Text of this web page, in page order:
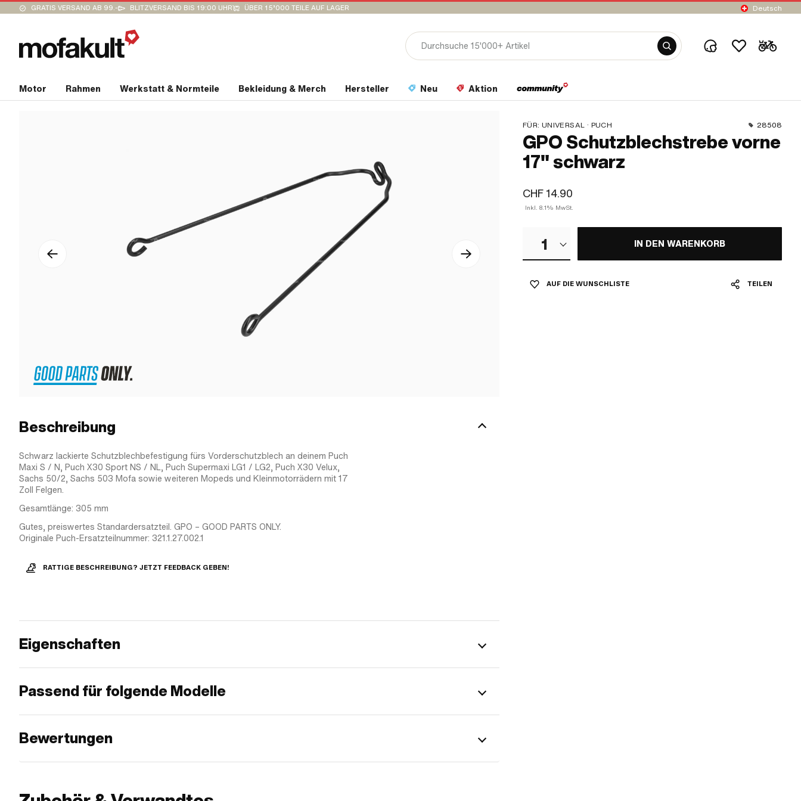
GRATIS VERSAND AB 99.- BLITZVERSAND BIS 19:00 UHR ÜBER 15’000 TEILE AUF LAGER Deutsch
Motor Rahmen Werkstatt & Normteile Bekleidung & Merch Hersteller Neu Aktion
FÜR: UNIVERSAL · PUCH 28508
GPO Schutzblechstrebe vorne
17" schwarz
CHF 14.90
Inkl. 8.1% MwSt.
1 IN DEN WARENKORB
AUF DIE WUNSCHLISTE TEILEN
Beschreibung
Schwarz lackierte Schutzblechbefestigung fürs Vorderschutzblech an deinem Puch
Maxi S / N, Puch X30 Sport NS / NL, Puch Supermaxi LG1 / LG2, Puch X30 Velux,
Sachs 50/2, Sachs 503 Mofa sowie weiteren Mopeds und Kleinmotorrädern mit 17
Zoll Felgen.
Gesamtlänge: 305 mm
Gutes, preiswertes Standardersatzteil. GPO – GOOD PARTS ONLY.
Originale Puch-Ersatzteilnummer: 321.1.27.002.1
RATTIGE BESCHREIBUNG? JETZT FEEDBACK GEBEN!
Eigenschaften
Passend für folgende Modelle
Bewertungen